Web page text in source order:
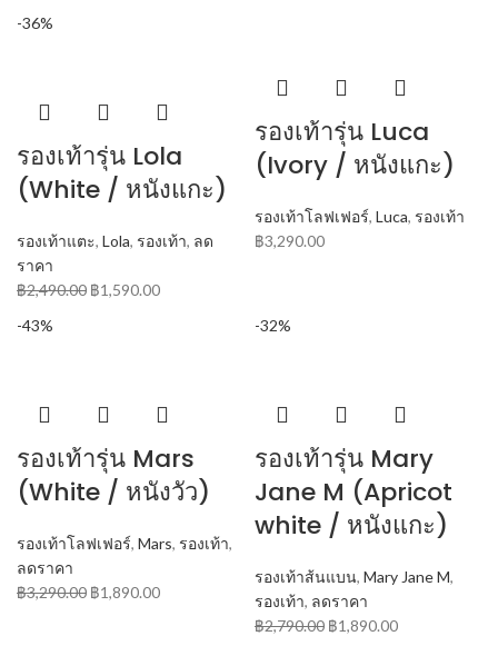
-36%
รองเท้ารุ่น Lola
(White / หนังแกะ)
รองเท้าแตะ, Lola, รองเท้า, ลด
ราคา
฿2,490.00 ฿1,590.00
รองเท้ารุ่น Luca
(Ivory / หนังแกะ)
รองเท้าโลฟเฟอร์, Luca, รองเท้า
฿3,290.00
-43%
รองเท้ารุ่น Mars
(White / หนังวัว)
รองเท้าโลฟเฟอร์, Mars, รองเท้า,
ลดราคา
฿3,290.00 ฿1,890.00
-32%
รองเท้ารุ่น Mary
Jane M (Apricot
white / หนังแกะ)
รองเท้าส้นแบน, Mary Jane M,
รองเท้า, ลดราคา
฿2,790.00 ฿1,890.00